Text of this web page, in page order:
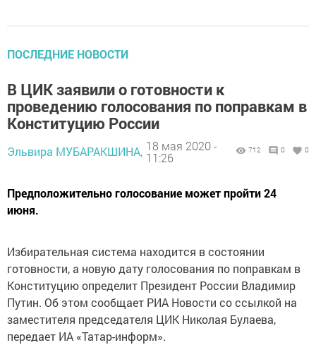
ПОСЛЕДНИЕ НОВОСТИ
В ЦИК заявили о готовности к
проведению голосования по поправкам в
Конституцию России
Эльвира МУБАРАКШИНА, 18 мая 2020 -
11:26
712 0 0
Предположительно голосование может пройти 24
июня.
Избирательная система находится в состоянии
готовности, а новую дату голосования по поправкам в
Конституцию определит Президент России Владимир
Путин. Об этом сообщает РИА Новости со ссылкой на
заместителя председателя ЦИК Николая Булаева,
передает ИА «Татар-информ».